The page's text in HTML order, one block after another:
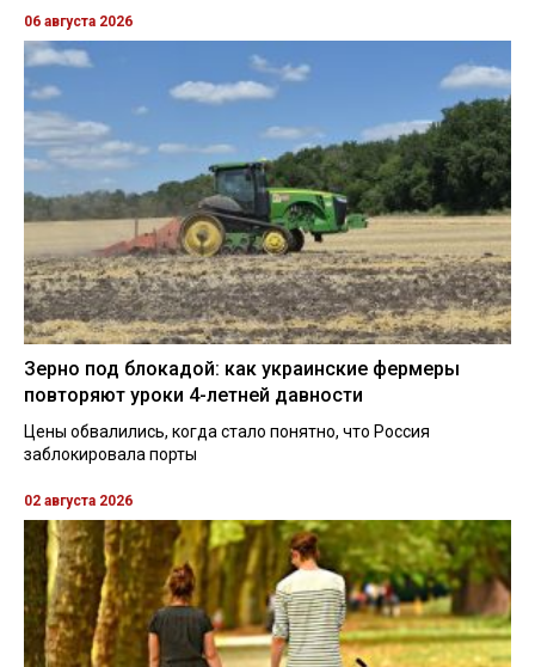
06 августа 2026
Зерно под блокадой: как украинские фермеры
повторяют уроки 4-летней давности
Цены обвалились, когда стало понятно, что Россия
заблокировала порты
02 августа 2026